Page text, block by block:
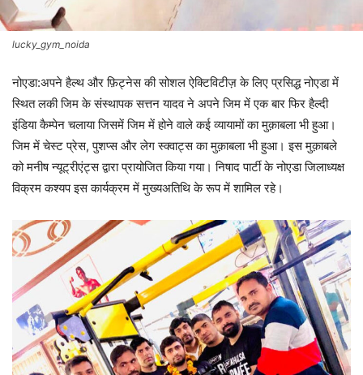
lucky_gym_noida
नोएडा:अपने हैल्थ और फ़िट्नेस की सोशल ऐक्टिविटीज़ के लिए प्रसिद्ध नोएडा में
स्थित लकी जिम के संस्थापक सत्तन यादव ने अपने जिम में एक बार फिर हैल्दी
इंडिया कैम्पेन चलाया जिसमें जिम में होने वाले कई व्यायामों का मुक़ाबला भी हुआ।
जिम में चेस्ट प्रेस, पुशप्स और लेग स्क्वाट्स का मुक़ाबला भी हुआ। इस मुक़ाबले
को मनीष न्यूट्रीएंट्स द्वारा प्रायोजित किया गया। निषाद पार्टी के नोएडा जिलाध्यक्ष
विक्रम कश्यप इस कार्यक्रम में मुख्यअतिथि के रूप में शामिल रहे।